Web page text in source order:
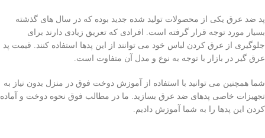
پد ضد عرق یکی از محصولات تولید شده جدید بوده که در سال های گذشته
بسیار مورد توجه قرار گرفته است. افرادی که تعریق زیادی دارند برای
جلوگیری از عرق کردن لباس خود می توانند از این پدها استفاده کنند. قیمت پد
عرق گیر در بازار با توجه به نوع و مدل آن متفاوت است.
شما همچنین می توانید با استفاده از آموزش دوخت فوق در منزل بدون نیاز به
تجهیزات خاصی پدهای ضد عرق بسازید. ما در مطالب فوق نحوه دوخت و آماده
کردن این پدها را به شما آموزش دادیم.